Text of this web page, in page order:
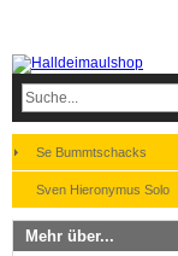
Se Bummtschacks
Sven Hieronymus Solo
Mehr über...